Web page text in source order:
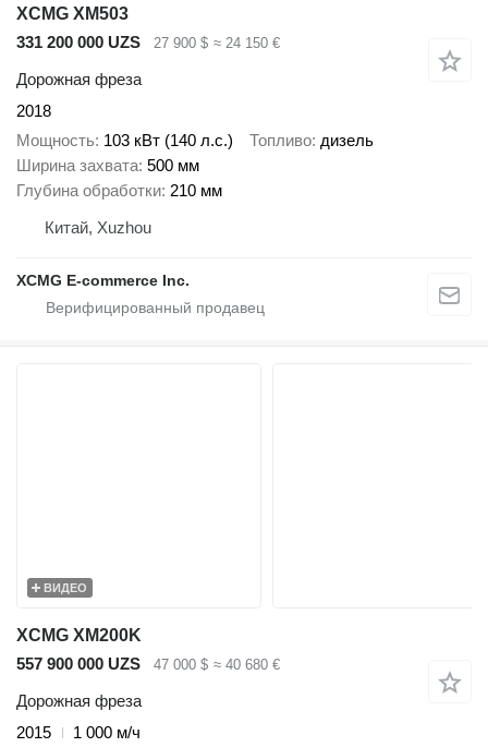
XCMG XM503
331 200 000 UZS
27 900 $ ≈ 24 150 €
Дорожная фреза
2018
Мощность 103 кВт (140 л.с.) Топливо дизель
Ширина захвата 500 мм
Глубина обработки 210 мм
Китай, Xuzhou
XCMG E-commerce Inc.
ВИДЕО
XCMG XM200K
557 900 000 UZS
47 000 $ ≈ 40 680 €
Дорожная фреза
2015
1 000 м/ч